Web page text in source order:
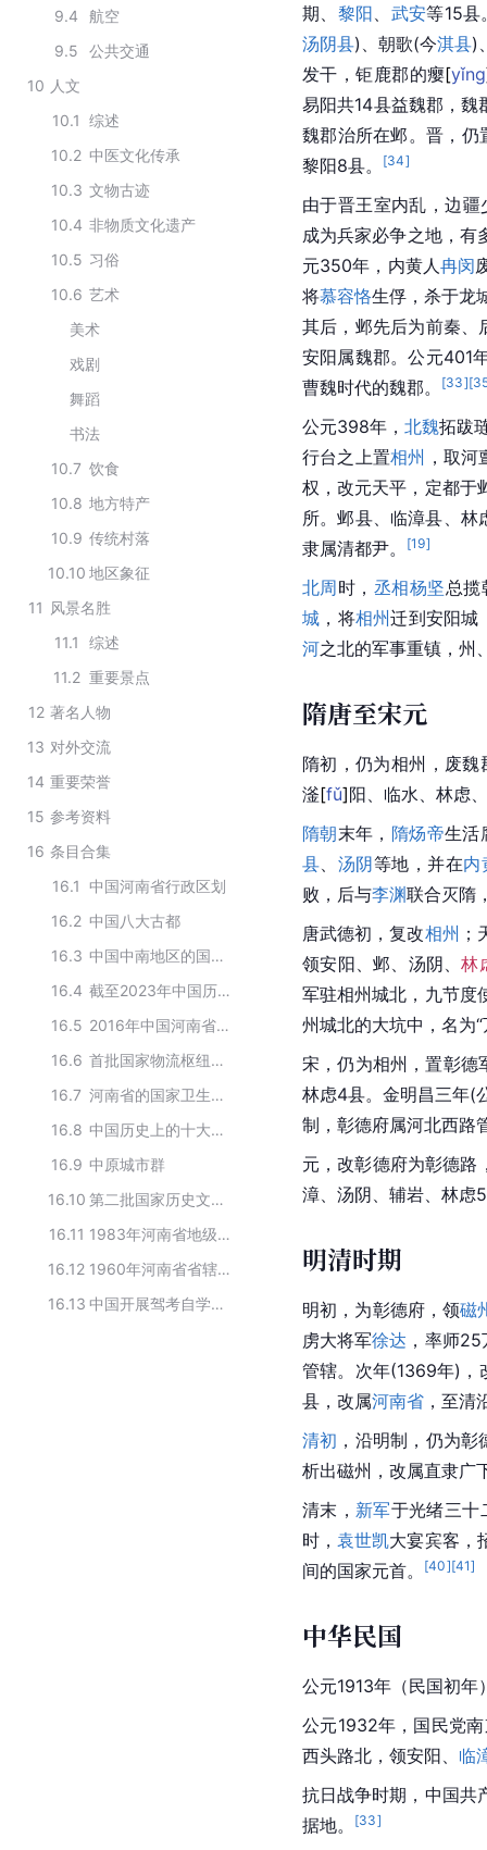
9.4
航空
9.5
公共交通
10 人文
10.1 综述
10.2 中医文化传承
10.3 文物古迹
10.4 非物质文化遗产
10.5 习俗
10.6 艺术
美术
戏剧
舞蹈
书法
10.7 饮食
10.8 地方特产
10.9 传统村落
10.10 地区象征
11 风景名胜
11.1
综述
11.2 重要景点
12 著名人物
13 对外交流
14 重要荣誉
15 参考资料
16 条目合集
16.1 中国河南省行政区划
16.2 中国八大古都
16.3
中国中南地区的国家森林城市
16.4
截至2023年中国历史文化名城名单
16.5
2016年中国河南省双拥模范城名单
16.6
首批国家物流枢纽名单
16.7
河南省的国家卫生城市
16.8
中国历史上的十大古都
16.9 中原城市群
16.10
第二批国家历史文化名城
16.11
1983年河南省地级市和地区名单
16.12
1960年河南省省辖市和专区名单
16.13
中国开展驾考自学直考试点的城市
期、 黎阳 武安等15县
汤阴县)、朝歌(今淇县)
发干，钜鹿郡的瘿[yǐng
易阳共14县益魏郡，魏
魏郡治所在邺。晋，仍
黎阳8县。 [34]
由于晋王室内乱，边疆
成为兵家必争之地，有
元350年， 内黄人冉闵
将慕容恪生俘，杀于龙
其后，邺先后为前秦
安阳属魏郡。公元401
曹魏时代的魏郡。 [33][
公元398年，北魏拓跋
行台之上置相州 ，取
权，改元天平，定都于
所。邺县、临漳县、林
隶属清都尹。
[19]
北周时， 丞相杨坚总揽
城 ，将相州迁到安阳城
河之北的军事重镇，州
隋唐至宋元
隋初，仍为相州，废魏
滏[fǔ]阳、临水、 林虑、
隋朝末年， 隋炀帝生活
县、 汤阴等地，并在内
败，后与李渊联合灭隋
唐武德初，复改相州 ；
领安阳、邺、 汤阴、林
军驻相州城北，九节度
州城北的大坑中，名为“
宋，仍为相州 ，置彰德
林虑4县。金明昌三年(
制，彰德府属河北西路
元，改彰德府为彰德路
漳、汤阴、辅岩、林虑
明清时期
明初，为彰德府，领磁
虏大将军徐达 ，率师
管辖。次年(1369年)，
县，改属河南省 ，至清
清初 ，沿明制，仍为
析出磁州 ，改属直隶广
清末， 新军于光绪三十
时，袁世凯大宴宾客，
间的国家元首。
[40][41]
中华民国
公元1913年（民国初年
公元1932年，国民党
西头路北，领安阳、 临
抗日战争时期， 中国共
据地。
[33]